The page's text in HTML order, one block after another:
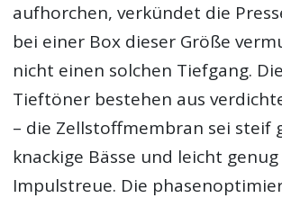
aufhorchen, verkündet die
bei einer Box dieser Größe
nicht einen solchen Tiefgang.
Tieftöner bestehen aus
– die Zellstoffmembran sei steif
knackige Bässe und leicht
Impulstreue. Die